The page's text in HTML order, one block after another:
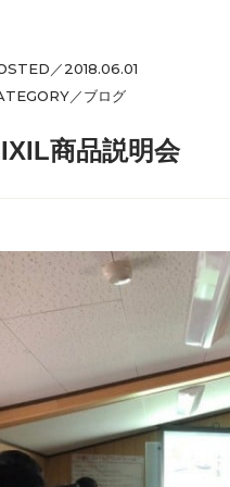
／2018.06.01
／ブログ
商品説明会